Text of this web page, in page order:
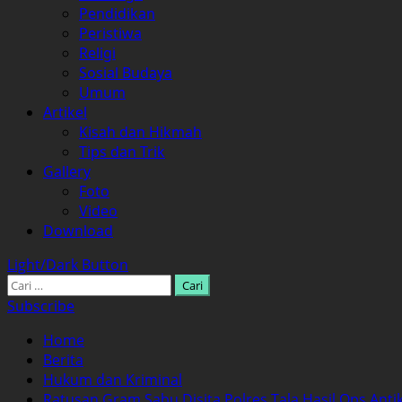
Pendidikan
Peristiwa
Religi
Sosial Budaya
Umum
Artikel
Kisah dan Hikmah
Tips dan Trik
Gallery
Foto
Video
Download
Light/Dark Button
Cari
untuk:
Subscribe
Home
Berita
Hukum dan Kriminal